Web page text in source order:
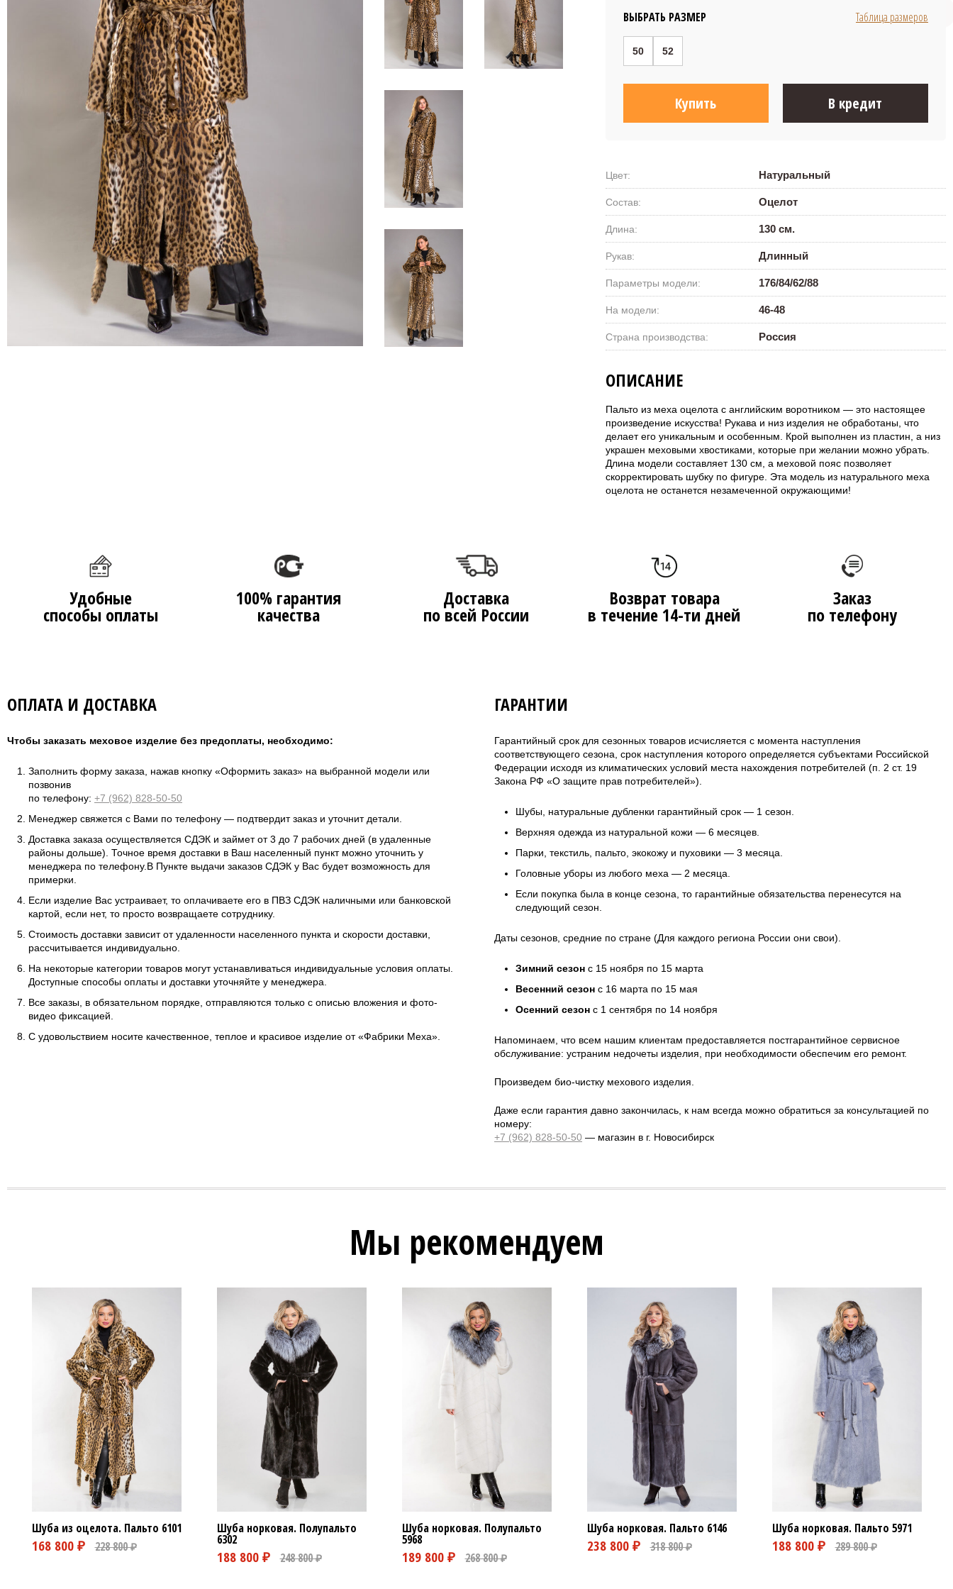
ВЫБРАТЬ РАЗМЕР Таблица размеров
50 52
Купить В кредит
Цвет: Натуральный
Состав: Оцелот
Длина: 130 см.
Рукав: Длинный
Параметры модели: 176/84/62/88
На модели: 46-48
Страна производства: Россия
ОПИСАНИЕ
Пальто из меха оцелота с английским воротником — это настоящее
произведение искусства! Рукава и низ изделия не обработаны, что
делает его уникальным и особенным. Крой выполнен из пластин, а низ
украшен меховыми хвостиками, которые при желании можно убрать.
Длина модели составляет 130 см, а меховой пояс позволяет
скорректировать шубку по фигуре. Эта модель из натурального меха
оцелота не останется незамеченной окружающими!
Удобные
способы оплаты
100% гарантия
качества
Доставка
по всей России
Возврат товара
в течение 14-ти дней
Заказ
по телефону
ОПЛАТА И ДОСТАВКА
Чтобы заказать меховое изделие без предоплаты, необходимо:
Заполнить форму заказа, нажав кнопку «Оформить заказ» на выбранной модели или
позвонив
по телефону: +7 (962) 828-50-50
Менеджер свяжется с Вами по телефону — подтвердит заказ и уточнит детали.
Доставка заказа осуществляется СДЭК и займет от 3 до 7 рабочих дней (в удаленные
районы дольше). Точное время доставки в Ваш населенный пункт можно уточнить у
менеджера по телефону.В Пункте выдачи заказов СДЭК у Вас будет возможность для
примерки.
Если изделие Вас устраивает, то оплачиваете его в ПВЗ СДЭК наличными или банковской
картой, если нет, то просто возвращаете сотруднику.
Стоимость доставки зависит от удаленности населенного пункта и скорости доставки,
рассчитывается индивидуально.
На некоторые категории товаров могут устанавливаться индивидуальные условия оплаты.
Доступные способы оплаты и доставки уточняйте у менеджера.
Все заказы, в обязательном порядке, отправляются только с описью вложения и фото-
видео фиксацией.
С удовольствием носите качественное, теплое и красивое изделие от «Фабрики Меха».
ГАРАНТИИ
Гарантийный срок для сезонных товаров исчисляется с момента наступления
соответствующего сезона, срок наступления которого определяется субъектами Российской
Федерации исходя из климатических условий места нахождения потребителей (п. 2 ст. 19
Закона РФ «О защите прав потребителей»).
Шубы, натуральные дубленки гарантийный срок — 1 сезон.
Верхняя одежда из натуральной кожи — 6 месяцев.
Парки, текстиль, пальто, экокожу и пуховики — 3 месяца.
Головные уборы из любого меха — 2 месяца.
Если покупка была в конце сезона, то гарантийные обязательства перенесутся на
следующий сезон.
Даты сезонов, средние по стране (Для каждого региона России они свои).
Зимний сезон с 15 ноября по 15 марта
Весенний сезон с 16 марта по 15 мая
Осенний сезон с 1 сентября по 14 ноября
Напоминаем, что всем нашим клиентам предоставляется постгарантийное сервисное
обслуживание: устраним недочеты изделия, при необходимости обеспечим его ремонт.
Произведем био-чистку мехового изделия.
Даже если гарантия давно закончилась, к нам всегда можно обратиться за консультацией по
номеру:
+7 (962) 828-50-50 — магазин в г. Новосибирск
Мы рекомендуем
Шуба из оцелота. Пальто 6101 Шуба норковая. Полупальто
6302
Шуба норковая. Полупальто
5968
Шуба норковая. Пальто 6146 Шуба норковая. Пальто 5971